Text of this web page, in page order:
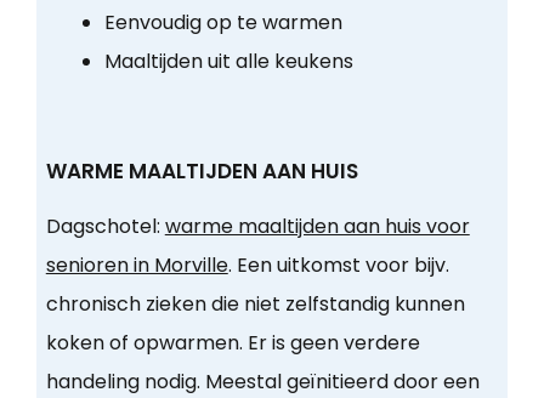
Eenvoudig op te warmen
Maaltijden uit alle keukens
WARME MAALTIJDEN AAN HUIS
Dagschotel: warme maaltijden aan huis voor
senioren in Morville. Een uitkomst voor bijv.
chronisch zieken die niet zelfstandig kunnen
koken of opwarmen. Er is geen verdere
handeling nodig. Meestal geïnitieerd door een